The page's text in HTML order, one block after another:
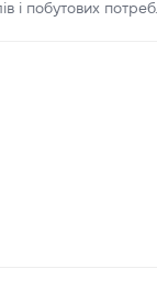
і побутових потреб.